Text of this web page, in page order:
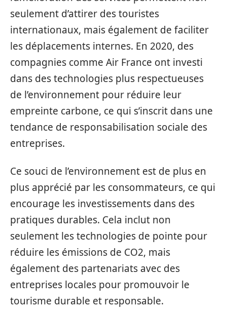
seulement d’attirer des touristes
internationaux, mais également de faciliter
les déplacements internes. En 2020, des
compagnies comme Air France ont investi
dans des technologies plus respectueuses
de l’environnement pour réduire leur
empreinte carbone, ce qui s’inscrit dans une
tendance de responsabilisation sociale des
entreprises.
Ce souci de l’environnement est de plus en
plus apprécié par les consommateurs, ce qui
encourage les investissements dans des
pratiques durables. Cela inclut non
seulement les technologies de pointe pour
réduire les émissions de CO2, mais
également des partenariats avec des
entreprises locales pour promouvoir le
tourisme durable et responsable.